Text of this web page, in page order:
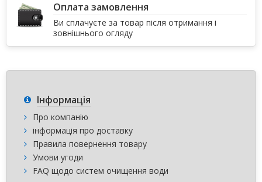
Оплата замовлення
Ви сплачуєте за товар після отримання і
зовнішнього огляду
Інформація
Про компанію
інформація про доставку
Правила повернення товару
Умови угоди
FAQ щодо систем очищення води